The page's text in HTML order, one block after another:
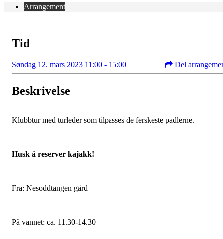
Arrangement
Tid
Søndag 12. mars 2023 11:00 - 15:00 Del
Beskrivelse
Klubbtur med turleder som tilpasses de ferskeste padlerne.
Husk å reserver kajakk!
Fra: Nesoddtangen gård
På vannet: ca. 11.30-14.30